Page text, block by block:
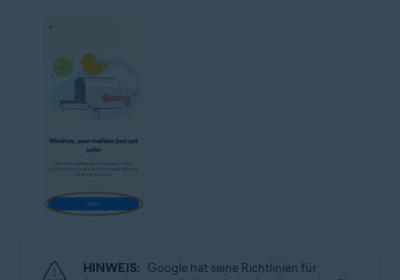
HINWEIS: Google hat seine Richtlinien für